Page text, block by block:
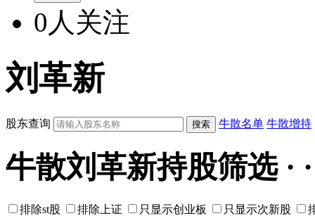
0 人关注
刘革新
股东查询 牛散名单 牛散增持
牛散刘革新持股筛选 · ·
排除st股 排除上证 只显示创业板 只显示次新股